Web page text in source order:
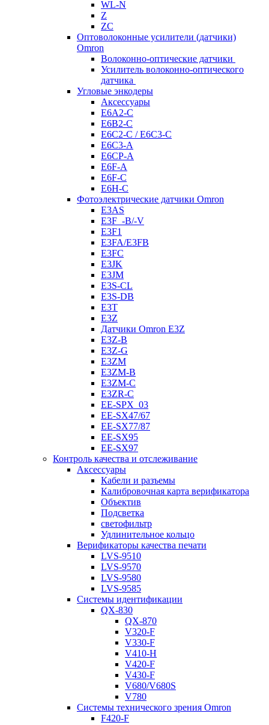
WL-N
Z
ZC
Оптоволоконные усилители (датчики)
Omron
Волоконно-оптические датчики
Усилитель волоконно-оптического
датчика
Угловые энкодеры
Аксессуары
E6A2-C
E6B2-C
E6C2-C / E6C3-C
E6C3-A
E6CP-A
E6F-A
E6F-C
E6H-C
Фотоэлектрические датчики Omron
E3AS
E3F_-B/-V
E3F1
E3FA/E3FB
E3FC
E3JK
E3JM
E3S-CL
E3S-DB
E3T
E3Z
Датчики Omron E3Z
E3Z-B
E3Z-G
E3ZM
E3ZM-B
E3ZM-C
E3ZR-C
EE-SPX_03
EE-SX47/67
EE-SX77/87
EE-SX95
EE-SX97
Контроль качества и отслеживание
Аксессуары
Кабели и разъемы
Калибровочная карта верификатора
Объектив
Подсветка
светофильтр
Удлинительное кольцо
Верификаторы качества печати
LVS-9510
LVS-9570
LVS-9580
LVS-9585
Системы идентификации
QX-830
QX-870
V320-F
V330-F
V410-H
V420-F
V430-F
V680/V680S
V780
Системы технического зрения Omron
F420-F